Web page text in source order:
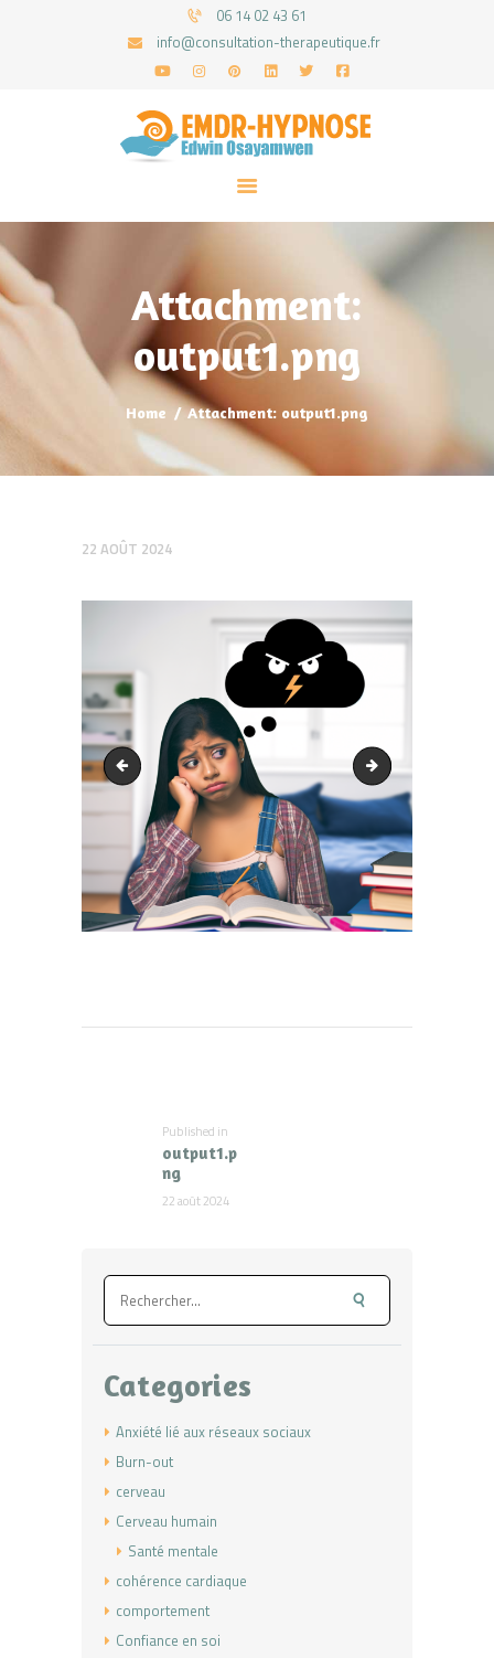
06 14 02 43 61
info@consultation-therapeutique.fr
Attachment:
output1.png
Home Attachment: output1.png
ACCUEIL
MON APPROCHE
ARTICLES
CONSULTATIONS
PRENEZ UN RDV
22 AOÛT 2024
output1.png output1.png
Published in
post:
output1.p
ng
22 août 2024
Rechercher :
Categories
Anxiété lié aux réseaux sociaux
Burn-out
cerveau
Cerveau humain
Santé mentale
cohérence cardiaque
comportement
Confiance en soi